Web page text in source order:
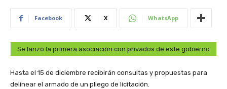
Facebook X WhatsApp
Se lanzó la primera asociación con privados de este gobierno
Hasta el 15 de diciembre recibirán consultas y propuestas para
delinear el armado de un pliego de licitación.